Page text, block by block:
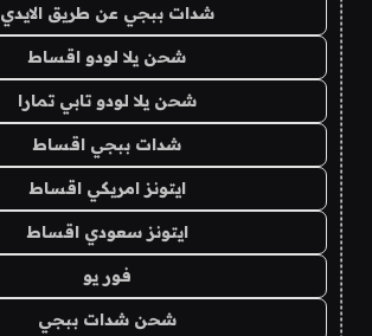
شدات ببجي عن طريق الايدي
شحن يلا لودو اقساط
شحن يلا لودو تابي تمارا
شدات ببجي اقساط
ايتونز امريكي اقساط
ايتونز سعودي اقساط
فور يو
شحن شدات ببجي